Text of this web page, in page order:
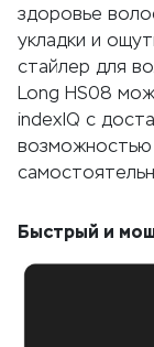
здоровье
укладки и
стайлер для
Long HS08
indexIQ с
возможностью
Быстрый и